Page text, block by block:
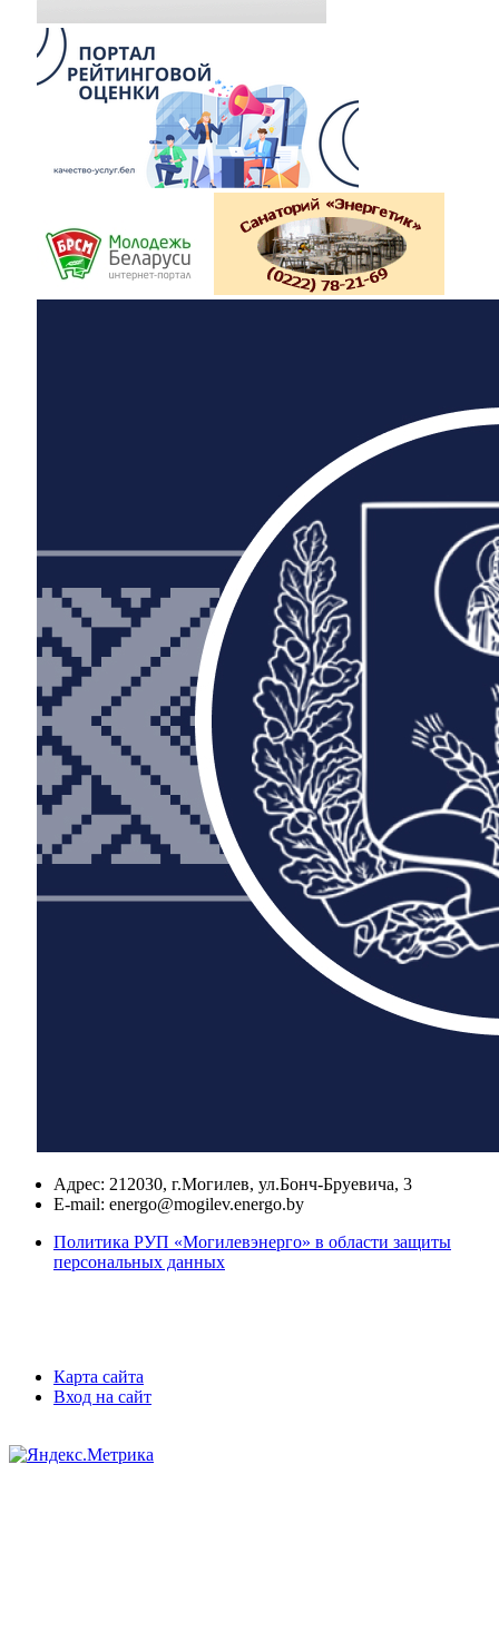
Адрес: 212030, г.Могилев, ул.Бонч-Бруевича, 3
E-mail: energo@mogilev.energo.by
Политика РУП «Могилевэнерго» в области защиты
персональных данных
Карта сайта
Вход на сайт